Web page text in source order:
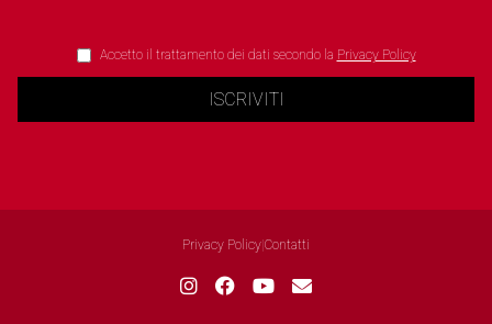
Accetto il trattamento dei dati secondo la Privacy Policy
ISCRIVITI
Privacy Policy Contatti